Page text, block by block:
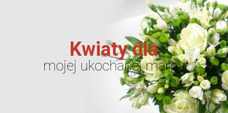
Kwiaty dla
mojej ukochanej mamy